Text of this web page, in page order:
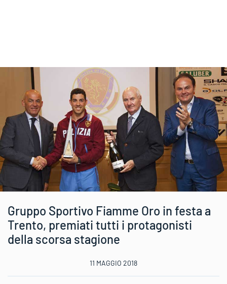
Gruppo Sportivo Fiamme Oro in festa a
Trento, premiati tutti i protagonisti
della scorsa stagione
11 MAGGIO 2018